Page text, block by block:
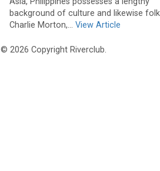
background of culture and likewise
Charlie Morton,... View Article
© 2026 Copyright Riverclub.